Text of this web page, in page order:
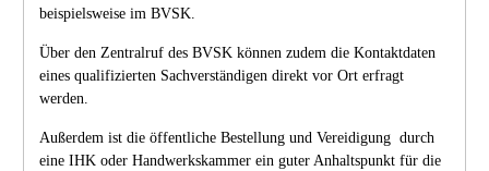
beispielsweise im BVSK.
Über den Zentralruf des BVSK können zudem die Kontaktdaten
eines qualifizierten Sachverständigen direkt vor Ort erfragt
werden.
Außerdem ist die öffentliche Bestellung und Vereidigung durch
eine IHK oder Handwerkskammer ein guter Anhaltspunkt für die